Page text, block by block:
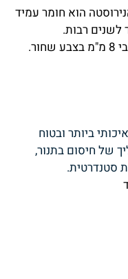
הוא חומר עמיד
לשנים רבות.
ביותר ובטוח
של חיסום בתנור,